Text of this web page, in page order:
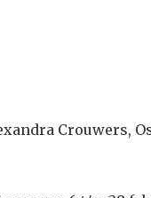
Crouwers,